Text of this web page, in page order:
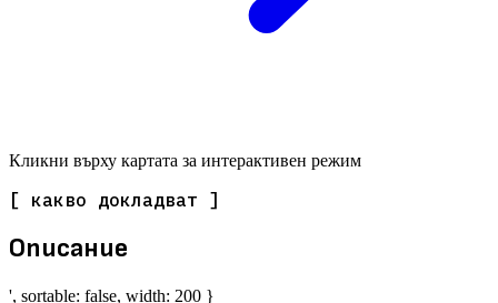
Кликни върху картата за интерактивен режим
[ какво докладват ]
Описание
', sortable: false, width: 200 }